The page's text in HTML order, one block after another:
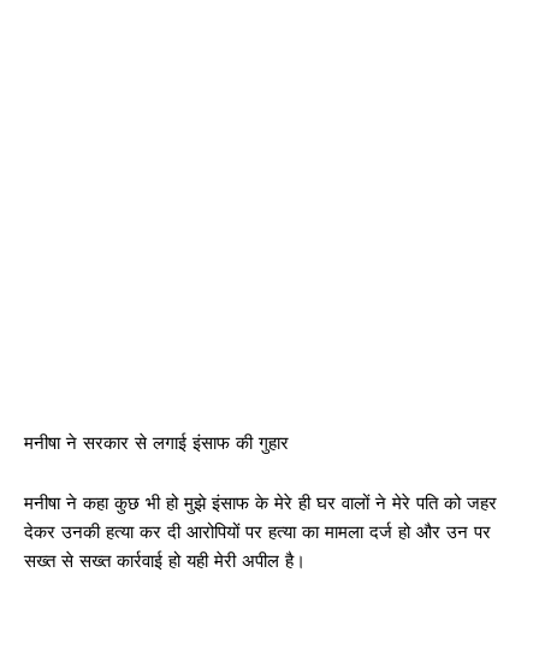
मनीषा ने सरकार से लगाई इंसाफ की गुहार
मनीषा ने कहा कुछ भी हो मुझे इंसाफ के मेरे ही घर वालों ने मेरे पति को जहर
देकर उनकी हत्या कर दी आरोपियों पर हत्या का मामला दर्ज हो और उन पर
सख्त से सख्त कार्रवाई हो यही मेरी अपील है।